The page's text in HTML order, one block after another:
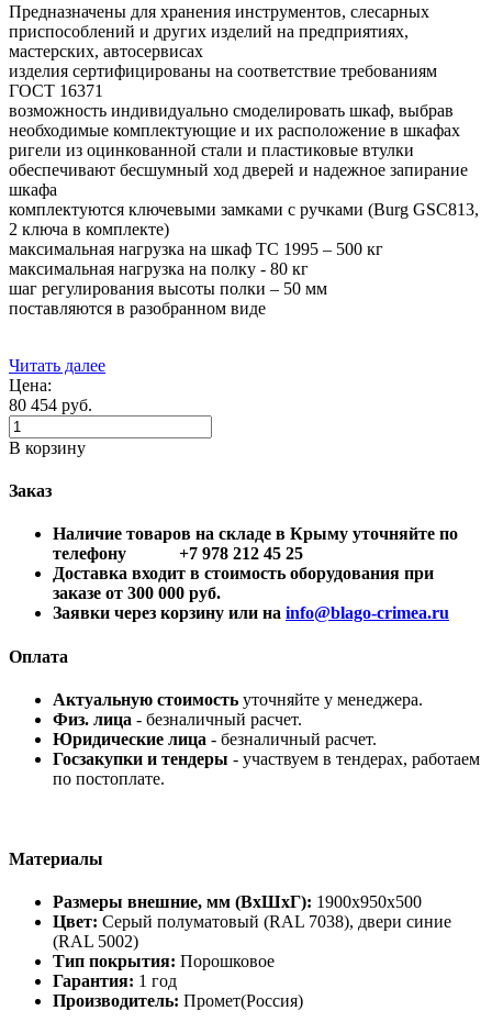
Предназначены для хранения инструментов, слесарных
приспособлений и других изделий на предприятиях,
мастерских, автосервисах
изделия сертифицированы на соответствие требованиям
ГОСТ 16371
возможность индивидуально смоделировать шкаф, выбрав
необходимые комплектующие и их расположение в шкафах
ригели из оцинкованной стали и пластиковые втулки
обеспечивают бесшумный ход дверей и надежное запирание
шкафа
комплектуются ключевыми замками с ручками (Burg GSC813,
2 ключа в комплекте)
максимальная нагрузка на шкаф ТС 1995 – 500 кг
максимальная нагрузка на полку - 80 кг
шаг регулирования высоты полки – 50 мм
поставляются в разобранном виде
Читать далее
Цена:
80 454 руб.
В корзину
Заказ
Наличие товаров на складе в Крыму уточняйте по
телефону +7 978 212 45 25
Доставка входит в стоимость оборудования при
заказе от 300 000 руб.
Заявки через корзину или на info@blago-crimea.ru
Оплата
Актуальную стоимость уточняйте у менеджера.
Физ. лица - безналичный расчет.
Юридические лица - безналичный расчет.
Госзакупки и тендеры - участвуем в тендерах, работаем
по постоплате.
Материалы
Размеры внешние, мм (ВхШхГ): 1900x950x500
Цвет: Cерый полуматовый (RAL 7038), двери синие
(RAL 5002)
Тип покрытия: Порошковое
Гарантия: 1 год
Производитель: Промет(Россия)